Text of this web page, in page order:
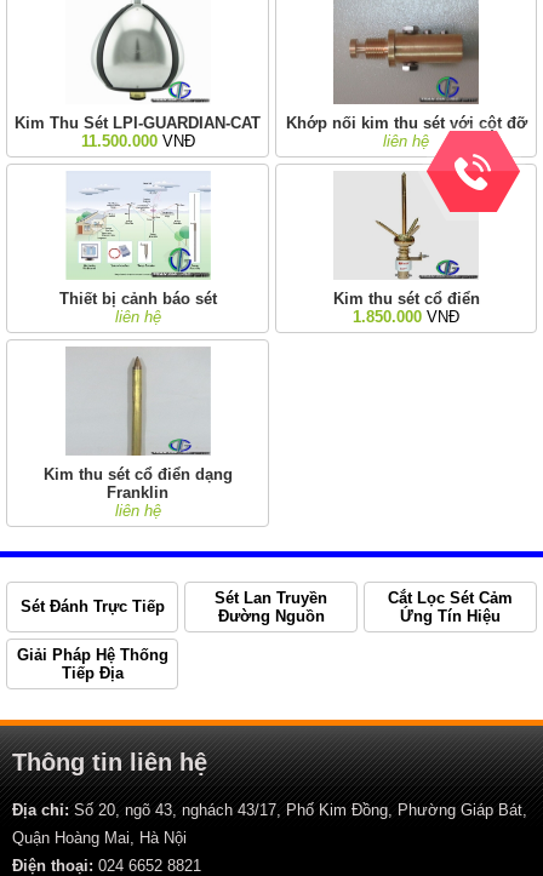
Kim Thu Sét LPI-GUARDIAN-CAT
11.500.000VNĐ
Khớp nối kim thu sét với cột đỡ
liên hệ
Thiết bị cảnh báo sét
liên hệ
Kim thu sét cổ điển
1.850.000 VNĐ
Kim thu sét cổ điển dạng
Franklin
liên hệ
Sét Đánh Trực Tiếp
Sét Lan Truyền
Đường Nguồn
Cắt Lọc Sét Cảm
Ứng Tín Hiệu
Giải Pháp Hệ Thống
Tiếp Địa
Thông tin liên hệ
Địa chỉ: Số 20, ngõ 43, nghách 43/17, Phố Kim Đồng, Phường Giáp Bát,
Quận Hoàng Mai, Hà Nội
Điện thoại: 024 6652 8821